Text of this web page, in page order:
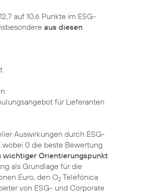
auf 10,6 Punkte im ESG-
aus diesen
für Lieferanten
Auswirkungen durch ESG-
0 die beste Bewertung
wichtiger Orientierungspunkt
als Grundlage für die
Euro, den O2 Telefónica
von ESG- und Corporate